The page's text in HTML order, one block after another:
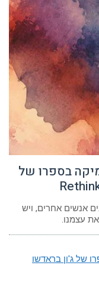
בספרו של
אנשים אחרים, ויש
עצמנו.